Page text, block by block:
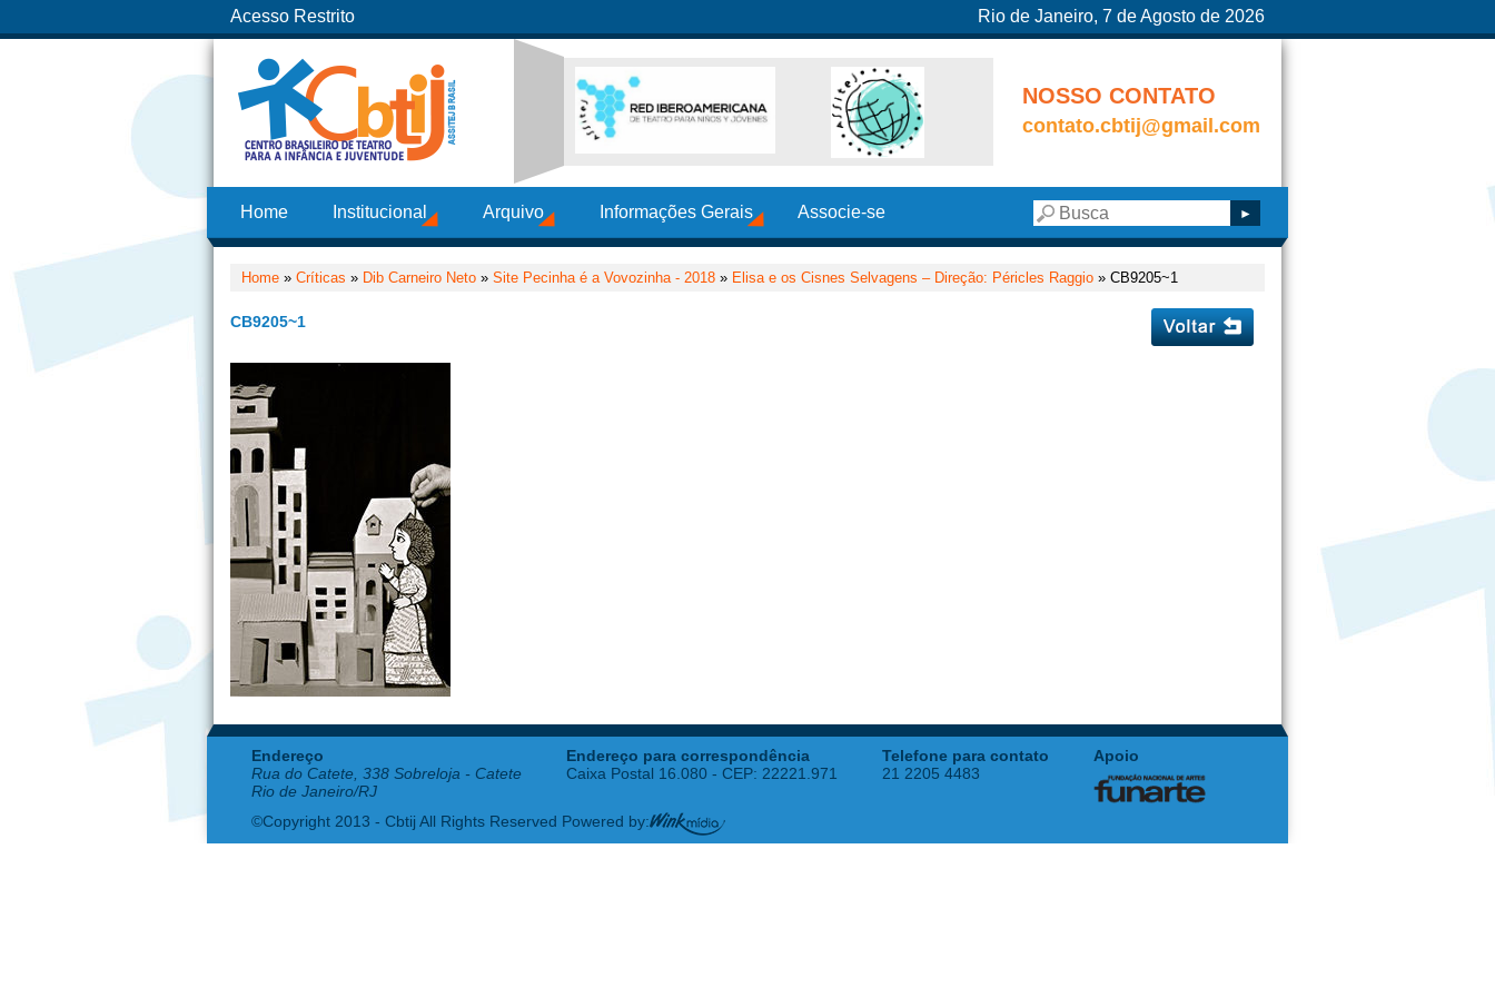
Acesso Restrito Rio de Janeiro, 7 de Agosto de 2026
NOSSO CONTATO
contato.cbtij@gmail.com
Home Institucional Arquivo Informações Gerais Associe-se
Home » Críticas » Dib Carneiro Neto » Site Pecinha é a Vovozinha - 2018 » Elisa e os Cisnes Selvagens – Direção: Péricles Raggio » CB9205~1
CB9205~1
Endereço
Rua do Catete, 338 Sobreloja - Catete
Rio de Janeiro/RJ
Endereço para correspondência
Caixa Postal 16.080 - CEP: 22221.971
Telefone para contato
21 2205 4483
Apoio
©Copyright 2013 - Cbtij All Rights Reserved Powered by: